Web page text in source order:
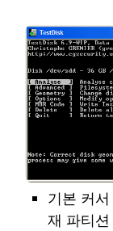
기본 커
재 파티